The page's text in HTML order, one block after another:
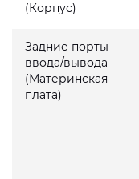
(Корпус)
Задние порты
ввода/вывода
(Материнская
плата)